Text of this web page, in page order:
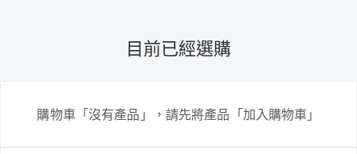
目前已經選購
購物車「沒有產品」，請先將產品「加入購物車」